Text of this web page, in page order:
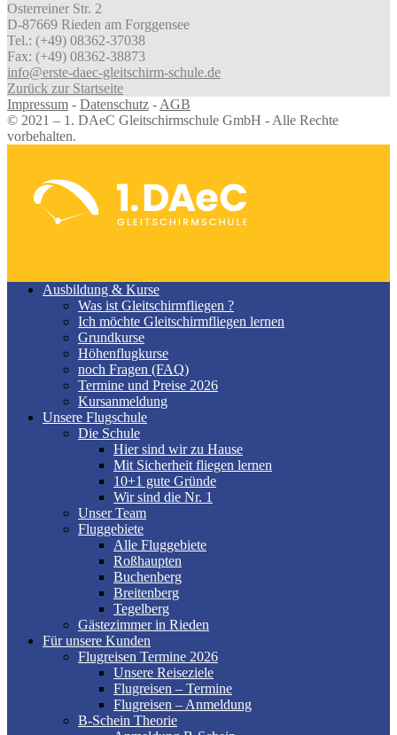
Osterreiner Str. 2
D-87669 Rieden am Forggensee
Tel.: (+49) 08362-37038
Fax: (+49) 08362-38873
info@erste-daec-gleitschirm-schule.de
Zurück zur Startseite
Impressum - Datenschutz - AGB
© 2021 – 1. DAeC Gleitschirmschule GmbH - Alle Rechte
vorbehalten.
Ausbildung & Kurse
Was ist Gleitschirmfliegen ?
Ich möchte Gleitschirmfliegen lernen
Grundkurse
Höhenflugkurse
noch Fragen (FAQ)
Termine und Preise 2026
Kursanmeldung
Unsere Flugschule
Die Schule
Hier sind wir zu Hause
Mit Sicherheit fliegen lernen
10+1 gute Gründe
Wir sind die Nr. 1
Unser Team
Fluggebiete
Alle Fluggebiete
Roßhaupten
Buchenberg
Breitenberg
Tegelberg
Gästezimmer in Rieden
Für unsere Kunden
Flugreisen Termine 2026
Unsere Reiseziele
Flugreisen – Termine
Flugreisen – Anmeldung
B-Schein Theorie